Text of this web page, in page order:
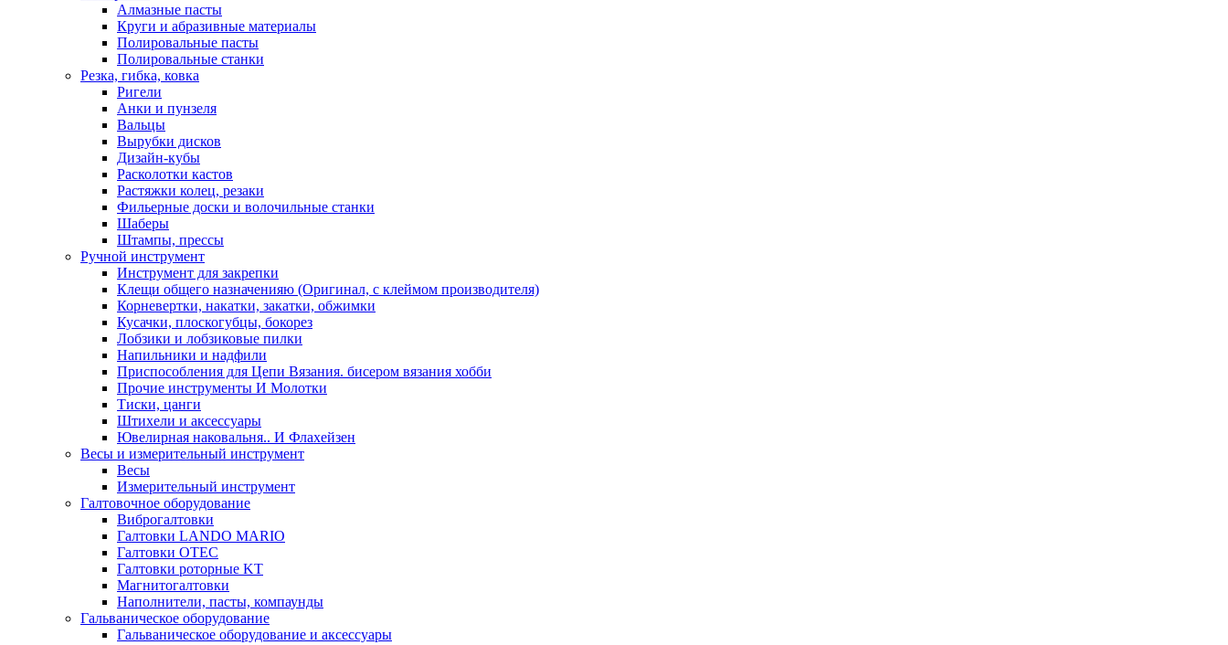
Алмазные пасты
Круги и абразивные материалы
Полировальные пасты
Полировальные станки
Резка, гибка, ковка
Ригели
Анки и пунзеля
Вальцы
Вырубки дисков
Дизайн-кубы
Расколотки кастов
Растяжки колец, резаки
Фильерные доски и волочильные станки
Шаберы
Штампы, прессы
Ручной инструмент
Инструмент для закрепки
Клещи общего назначенияю (Оригинал, с клеймом производителя)
Корневертки, накатки, закатки, обжимки
Кусачки, плоскогубцы, бокорез
Лобзики и лобзиковые пилки
Напильники и надфили
Приспособления для Цепи Вязания. бисером вязания хобби
Прочие инструменты И Молотки
Тиски, цанги
Штихели и аксессуары
Ювелирная наковальня.. И Флахейзен
Весы и измерительный инструмент
Весы
Измерительный инструмент
Галтовочное оборудование
Виброгалтовки
Галтовки LANDO MARIO
Галтовки OTEC
Галтовки роторные KT
Магнитогалтовки
Наполнители, пасты, компаунды
Гальваническое оборудование
Гальваническое оборудование и аксессуары